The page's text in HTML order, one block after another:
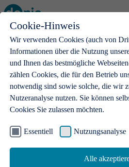
Cookie-Hinweis
Wir verwenden Cookies (auch von
Informationen über die Nutzung
und Ihnen das bestmögliche
zählen Cookies, die für den Betrieb
notwendig sind sowie solche, die wir
Nutzeranalyse nutzen. Sie können
Cookies Sie zulassen möchten.
Essentiell Nutzungsanalyse
Alle
Open main menu
.de-Domains
Mit einer .de-Domain erhalten Ideen eine